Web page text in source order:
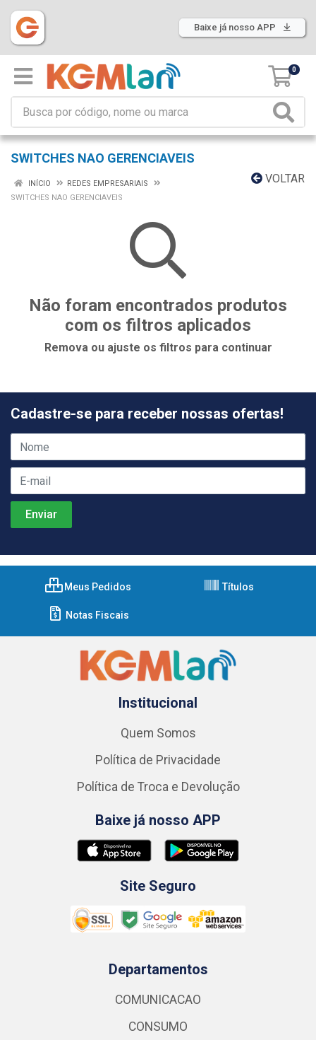
Baixe já nosso APP
0
SWITCHES NAO GERENCIAVEIS
VOLTAR
INÍCIO
REDES EMPRESARIAIS
SWITCHES NAO GERENCIAVEIS
Não foram encontrados produtos
com os filtros aplicados
Remova ou ajuste os filtros para continuar
Cadastre-se para receber nossas ofertas!
Meus Pedidos Títulos
Notas Fiscais
Institucional
Quem Somos
Política de Privacidade
Política de Troca e Devolução
Baixe já nosso APP
Site Seguro
Departamentos
COMUNICACAO
CONSUMO